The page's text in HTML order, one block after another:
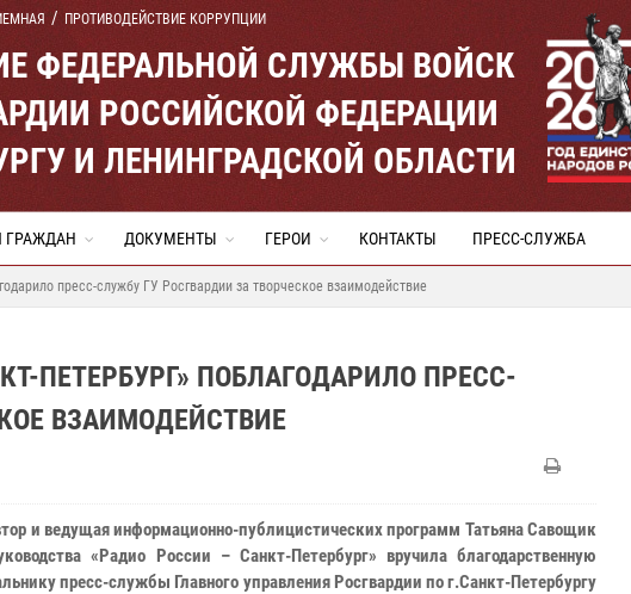
ПРОТИВОДЕЙСТВИЕ КОРРУПЦИИ
ФЕДЕРАЛЬНОЙ СЛУЖБЫ ВОЙСК
РОССИЙСКОЙ ФЕДЕРАЦИИ
И ЛЕНИНГРАДСКОЙ ОБЛАСТИ
ГРАЖДАН ДОКУМЕНТЫ ГЕРОИ КОНТАКТЫ ПРЕСС-СЛУЖБА
пресс-службу ГУ Росгвардии за творческое взаимодействие
ПЕТЕРБУРГ» ПОБЛАГОДАРИЛО ПРЕСС-
ВЗАИМОДЕЙСТВИЕ
и ведущая информационно-публицистических программ Татьяна Савощик
«Радио России – Санкт-Петербург» вручила благодарственную
пресс-службы Главного управления Росгвардии по г.Санкт-Петербургу